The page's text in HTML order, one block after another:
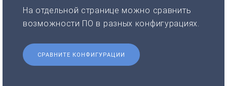
На отдельной странице можно сравнить
возможности ПО в разных конфигурациях.
СРАВНИТЕ КОНФИГУРАЦИИ